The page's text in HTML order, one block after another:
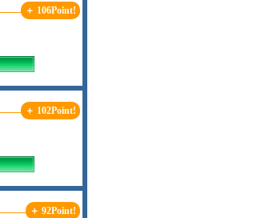
＋ 106Point!
＋ 102Point!
＋ 92Point!